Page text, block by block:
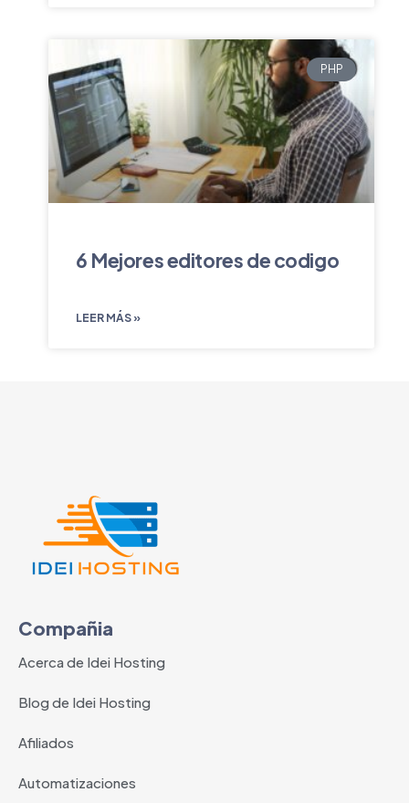
PHP
6 Mejores editores de codigo
LEER MÁS »
Compañia
Acerca de Idei Hosting
Blog de Idei Hosting
Afiliados
Automatizaciones